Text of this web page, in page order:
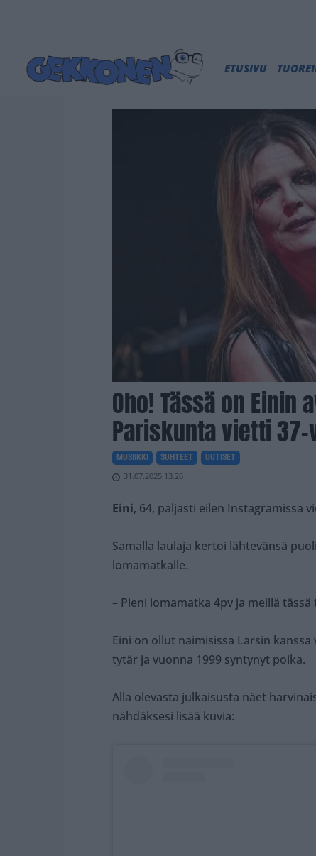
ETUSIVU
Oho! Tässä on Einin
Pariskunta vietti
MUSIIKKI SUHTEET UUTISET
31.07.2025 13.26
Eini, 64, paljasti eilen Instagramissa
Samalla laulaja kertoi lähtevänsä
lomamatkalle.
– Pieni lomamatka 4pv ja meillä
Eini on ollut naimisissa Larsin
tytär ja vuonna 1999 syntynyt poika.
Alla olevasta julkaisusta näet
nähdäksesi lisää kuvia: